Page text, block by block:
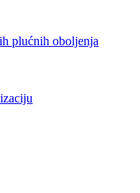
plućnih oboljenja